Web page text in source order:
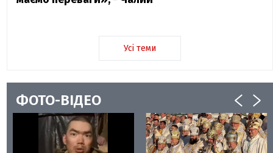
Усі теми
ФОТО-ВІДЕО